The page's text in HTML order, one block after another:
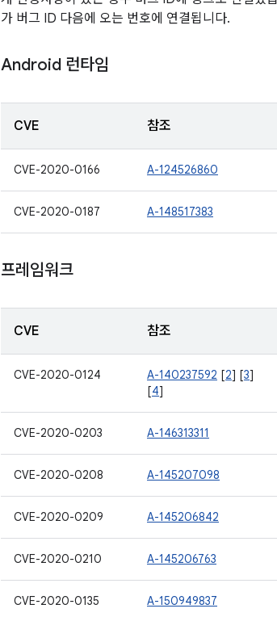
가 버그 ID 다음에 오는 번호에 연결됩니다.
Android 런타임
CVE 참조
CVE-2020-0166 A-124526860
CVE-2020-0187 A-148517383
프레임워크
CVE 참조
CVE-2020-0124 A-140237592 [2] [3]
[4]
CVE-2020-0203 A-146313311
CVE-2020-0208 A-145207098
CVE-2020-0209 A-145206842
CVE-2020-0210 A-145206763
CVE-2020-0135 A-150949837